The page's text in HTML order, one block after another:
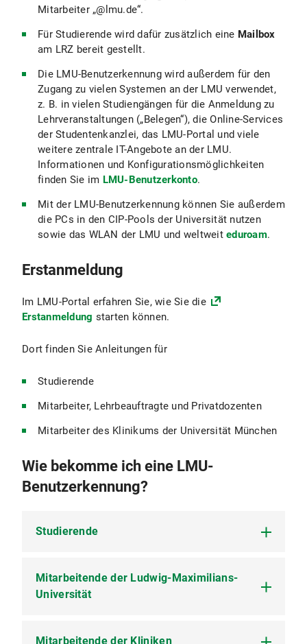
Mitarbeiter „@lmu.de“.
Für Studierende wird dafür zusätzlich eine Mailbox
am LRZ bereit gestellt.
Die LMU-Benutzerkennung wird außerdem für den
Zugang zu vielen Systemen an der LMU verwendet,
z. B. in vielen Studiengängen für die Anmeldung zu
Lehrveranstaltungen („Belegen“), die Online-Services
der Studentenkanzlei, das LMU-Portal und viele
weitere zentrale IT-Angebote an der LMU.
Informationen und Konfigurationsmöglichkeiten
finden Sie im LMU-Benutzerkonto.
Mit der LMU-Benutzerkennung können Sie außerdem
die PCs in den CIP-Pools der Universität nutzen
sowie das WLAN der LMU und weltweit eduroam.
Erstanmeldung
Im LMU-Portal erfahren Sie, wie Sie die
Erstanmeldung starten können.
Dort finden Sie Anleitungen für
Studierende
Mitarbeiter, Lehrbeauftragte und Privatdozenten
Mitarbeiter des Klinikums der Universität München
Wie bekomme ich eine LMU-
Benutzerkennung?
Studierende
Mit Ihrer Immatrikulation erhalten Sie das
Begrüßungsschreiben vom IT-Servicedesk, das
vorläufiges Kennwort) enthält. Befolgen Sie zur
Mitarbeitende der Ludwig-Maximilians-
Universität
Mitarbeitende der Kliniken